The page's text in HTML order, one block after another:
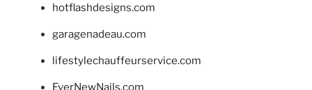
hotflashdesigns.com
garagenadeau.com
lifestylechauffeurservice.com
EverNewNails.com